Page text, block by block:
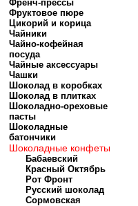
Френч-прессы
Фруктовое пюре
Цикорий и корица
Чайники
Чайно-кофейная
посуда
Чайные аксессуары
Чашки
Шоколад в коробках
Шоколад в плитках
Шоколадно-ореховые
пасты
Шоколадные
батончики
Шоколадные конфеты
Бабаевский
Красный Октябрь
Рот Фронт
Русский шоколад
Сормовская